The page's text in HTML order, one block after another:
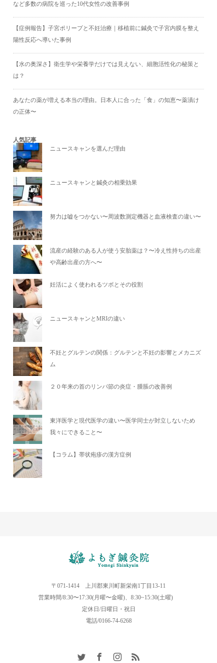
など多数の病院を巡った10代女性の改善事例
【症例報告】子宮ポリープと不妊治療｜移植前に鍼灸で子宮内膜を整え
陽性反応へ導いた事例
【水の奥深さ】衛生学や栄養学だけでは見えない、細胞活性化の秘策と
は？
あなたの薬が増える本当の理由。日本人に合った「食」の知恵〜薬漬け
の正体〜
人気記事
ニュースキャンを選んだ理由
ニュースキャンと鍼灸の相乗効果
努力は嘘をつかない〜周波数測定機器と血液検査の違い〜
流産の経験のある人が使う安胎薬は？〜冷え性持ちの出産
や高齢出産の方へ〜
妊活によく使われるツボとその役割
ニュースキャンとMRIの違い
不妊とグルテンの関係：グルテンと不妊の影響とメカニズ
ム
２０年来の首のリンパ節の炎症・腫脹の改善例
東洋医学と現代医学の違い〜医学同士が対立しないため
我々にできること〜
【コラム】帯状疱疹の漢方症例
〒071-1414 上川郡東川町新栄南1丁目13-11
営業時間/8:30〜17:30(月曜〜金曜)、8:30~15:30(土曜)
定休日/日曜日・祝日
電話/0166-74-6268